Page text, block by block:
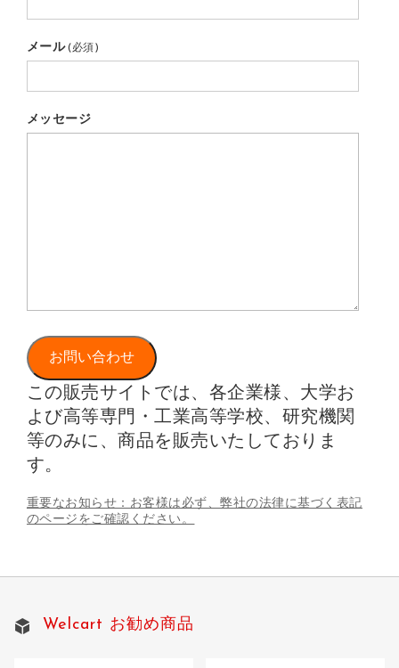
メール (必須)
メッセージ
お問い合わせ
この販売サイトでは、各企業様、大学お
よび高等専門・工業高等学校、研究機関
等のみに、商品を販売いたしておりま
す。
重要なお知らせ：お客様は必ず、弊社の法律に基づく表記
のページをご確認ください。
Welcart お勧め商品